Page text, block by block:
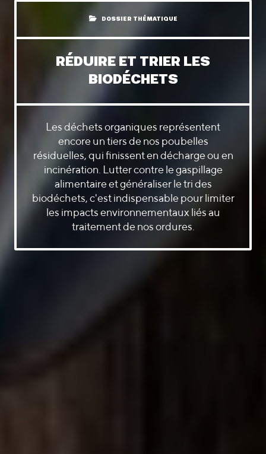
DOSSIER THÉMATIQUE
RÉDUIRE ET TRIER LES
BIODÉCHETS
Les déchets organiques représentent
encore un tiers de nos poubelles
résiduelles, qui finissent en décharge ou en
incinération. Lutter contre le gaspillage
alimentaire et généraliser le tri des
biodéchets, c'est indispensable pour limiter
les impacts environnementaux liés au
traitement de nos ordures.